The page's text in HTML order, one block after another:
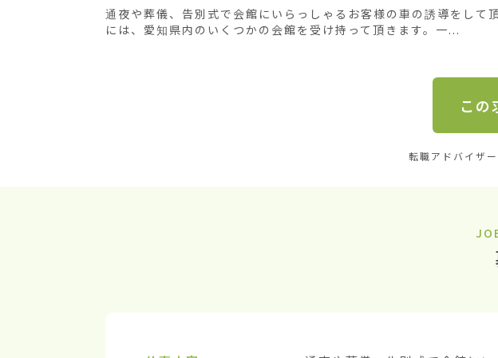
通夜や葬儀、告別式で会館にいらっしゃるお客様の車の誘導をして
には、愛知県内のいくつかの会館を受け持って頂きます。一...
この
転職アドバイザ